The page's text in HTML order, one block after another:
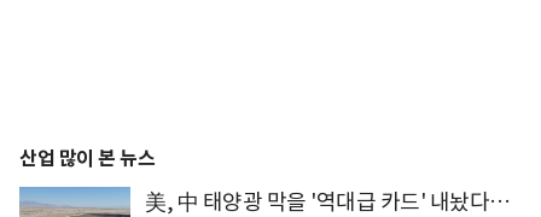
산업 많이 본 뉴스
美, 中 태양광 막을 '역대급 카드' 내놨다…